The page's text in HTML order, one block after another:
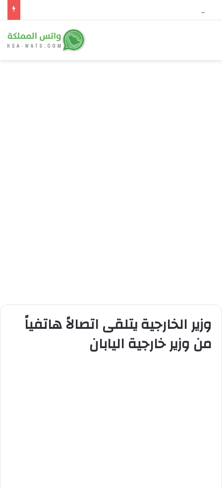
وزير الخارجية يتلقى اتصالاً هاتفياً
من وزير خارجية اليابان